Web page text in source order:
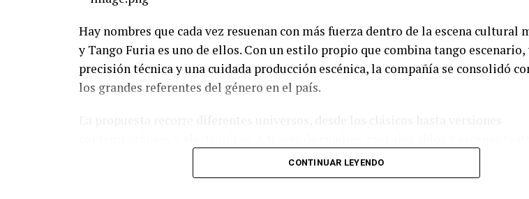
Hay nombres que cada vez resuenan con más fuerza dentro de la escena cultural
y Tango Furia es uno de ellos. Con un estilo propio que combina tango
precisión técnica y una cuidada producción escénica, la compañía se consolidó
los grandes referentes del género en el país.
espectáculo transita distintas emociones: el amor, la pasión, los encuentros, las
toda la intensidad que caracteriza al 2x4.
CONTINUAR LEYENDO